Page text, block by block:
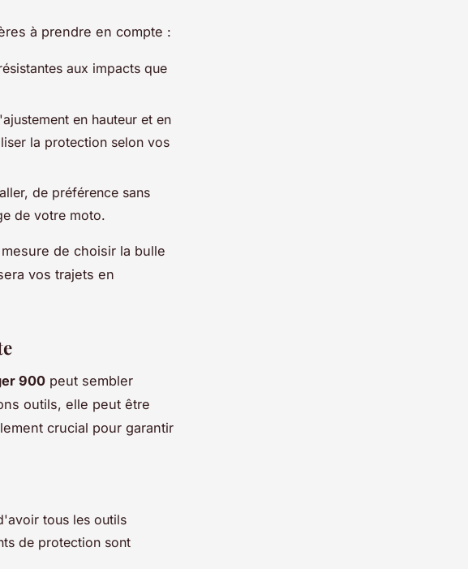
à prendre en compte :
aux impacts que
en hauteur et en
la protection selon vos
de préférence sans
de votre moto.
de choisir la bulle
vos trajets en
900 peut sembler
outils, elle peut être
crucial pour garantir
tous les outils
de protection sont